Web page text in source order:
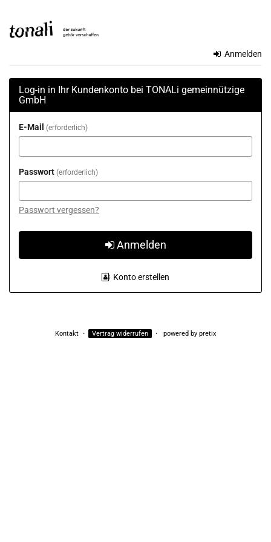
Haupt-
Inhalt
TONALi
GmbH
Anmelden
Log-in in Ihr Kundenkonto bei TONALi gemeinnützige
GmbH
E-Mail erforderlich
Passwort erforderlich
Passwort vergessen?
Anmelden
Konto erstellen
Kontakt Vertrag widerrufen powered by pretix